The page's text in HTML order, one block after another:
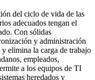
del ciclo de vida de las
adecuados tengan el
Con sólidas
y administración
elimina la carga de trabajo
empleados,
a los equipos de TI
heredados y